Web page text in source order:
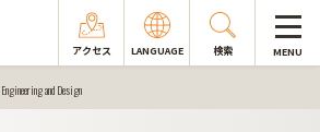
アクセス LANGUAGE 検索 MENU
and Design